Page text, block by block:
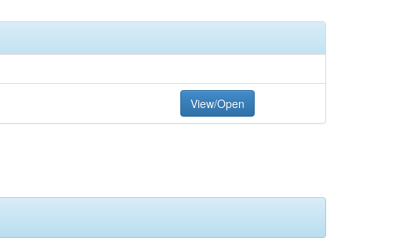
View/Open